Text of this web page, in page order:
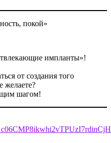
покой»
импланты»!
от создания того
желаете?
шагом!